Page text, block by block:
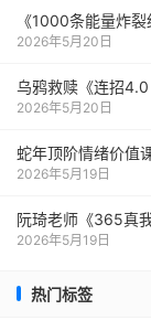
2026年5月20日
乌鸦救赎《连招4.0
2026年5月20日
蛇年顶阶情绪价值
2026年5月19日
阮琦老师《365真
2026年5月19日
热门标签